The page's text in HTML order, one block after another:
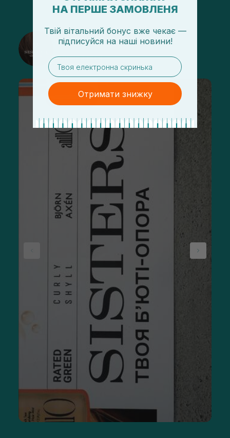
@sisters_stelmakh в Instagram
Підписатися
НА ПЕРШЕ ЗАМОВЛЕНЯ
Твій вітальний бонус вже чекає —
підписуйся на наші новини!
email
Отримати знижку